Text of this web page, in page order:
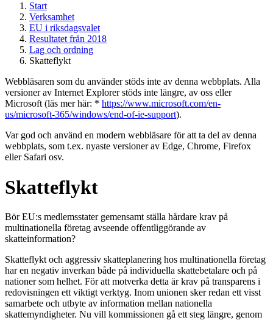
Start
Verksamhet
EU i riksdagsvalet
Resultatet från 2018
Lag och ordning
Skatteflykt
Webbläsaren som du använder stöds inte av denna webbplats. Alla
versioner av Internet Explorer stöds inte längre, av oss eller
Microsoft (läs mer här: * https://www.microsoft.com/en-
us/microsoft-365/windows/end-of-ie-support).
Var god och använd en modern webbläsare för att ta del av denna
webbplats, som t.ex. nyaste versioner av Edge, Chrome, Firefox
eller Safari osv.
Skatteflykt
Bör EU:s medlemsstater gemensamt ställa hårdare krav på
multinationella företag avseende offentliggörande av
skatteinformation?
Skatteflykt och aggressiv skatteplanering hos multinationella företag
har en negativ inverkan både på individuella skattebetalare och på
nationer som helhet. För att motverka detta är krav på transparens i
redovisningen ett viktigt verktyg. Inom unionen sker redan ett visst
samarbete och utbyte av information mellan nationella
skattemyndigheter. Nu vill kommissionen gå ett steg längre, genom